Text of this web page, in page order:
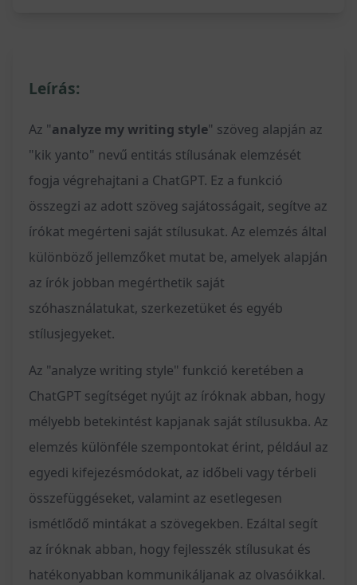
Leírás:
Az "analyze my writing style" szöveg alapján az
"kik yanto" nevű entitás stílusának elemzését
fogja végrehajtani a ChatGPT. Ez a funkció
összegzi az adott szöveg sajátosságait, segítve az
írókat megérteni saját stílusukat. Az elemzés által
különböző jellemzőket mutat be, amelyek alapján
az írók jobban megérthetik saját
szóhasználatukat, szerkezetüket és egyéb
stílusjegyeket.
Az "analyze writing style" funkció keretében a
ChatGPT segítséget nyújt az íróknak abban, hogy
mélyebb betekintést kapjanak saját stílusukba. Az
elemzés különféle szempontokat érint, például az
egyedi kifejezésmódokat, az időbeli vagy térbeli
összefüggéseket, valamint az esetlegesen
ismétlődő mintákat a szövegekben. Ezáltal segít
az íróknak abban, hogy fejlesszék stílusukat és
hatékonyabban kommunikáljanak az olvasóikkal.